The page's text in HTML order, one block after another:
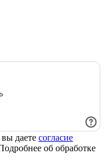
даете согласие
об обработке